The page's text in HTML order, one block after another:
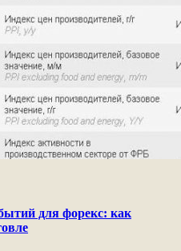
для форекс: как